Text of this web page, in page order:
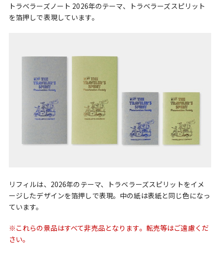
トラベラーズノート 2026年のテーマ、トラベラーズスピリット
を箔押しで表現しています。
リフィルは、2026年のテーマ、トラベラーズスピリットをイメ
ージしたデザインを箔押しで表現。中の紙は表紙と同じ色になっ
ています。
※これらの景品はすべて非売品となります。転売等はご遠慮くだ
さい。